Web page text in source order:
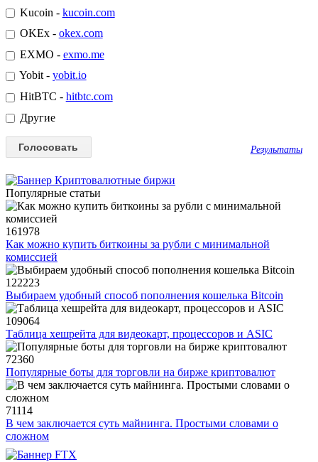
Kucoin - kucoin.com
OKEx - okex.com
EXMO - exmo.me
Yobit - yobit.io
HitBTC - hitbtc.com
Другие
Результаты
Популярные статьи
161978
Как можно купить биткоины за рубли с минимальной
комиссией
122223
Выбираем удобный способ пополнения кошелька Bitcoin
109064
Таблица хешрейта для видеокарт, процессоров и ASIC
72360
Популярные боты для торговли на бирже криптовалют
71114
В чем заключается суть майнинга. Простыми словами о
сложном